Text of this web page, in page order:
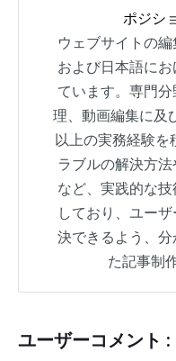
ポジシ
ウェブサイトの
および日本語に
ています。専門
理、動画編集に及
以上の実務経験を
ラブルの解決方
など、実践的な
しており、ユー
決できるよう、
た記事制
ユーザーコメント :